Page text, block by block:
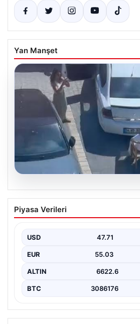
Yan Manşet
05.08.2026
Yalova’da Şaşırtan
Önüne Park Etmek
Yalova'da yaşanan sıra dışı bir olay,
Piyasa Verileri
USD 47.71
EUR 55.03
ALTIN 6622.6
BTC 3086176